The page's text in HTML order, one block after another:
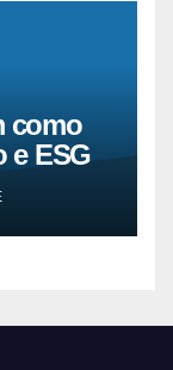
como
e ESG